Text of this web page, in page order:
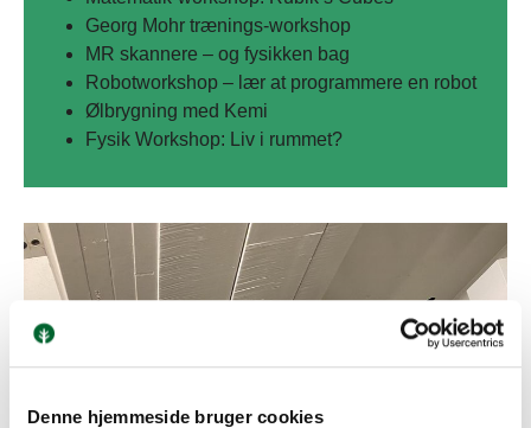
Denne hjemmeside bruger cookies
Georg Mohr trænings-workshop
MR skannere – og fysikken bag
Robotworkshop – lær at programmere en robot
Ølbrygning med Kemi
Fysik Workshop: Liv i rummet?